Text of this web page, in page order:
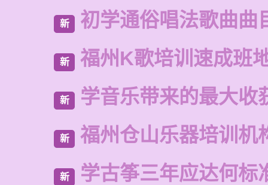
新 初学通俗唱法歌曲曲
新 福州K歌培训速成班
新 学音乐带来的最大收
新 福州仓山乐器培训机
新 学古筝三年应达何标